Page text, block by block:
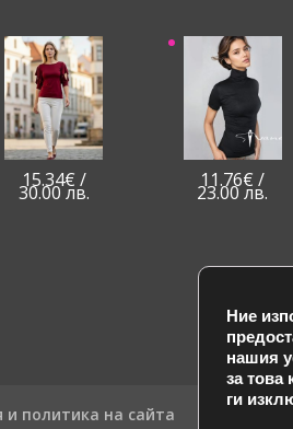
15.34€ /
30.00 лв.
11.76€ /
23.00 лв.
политика на сайта Въпроси
Ние
нашия
за това
ги